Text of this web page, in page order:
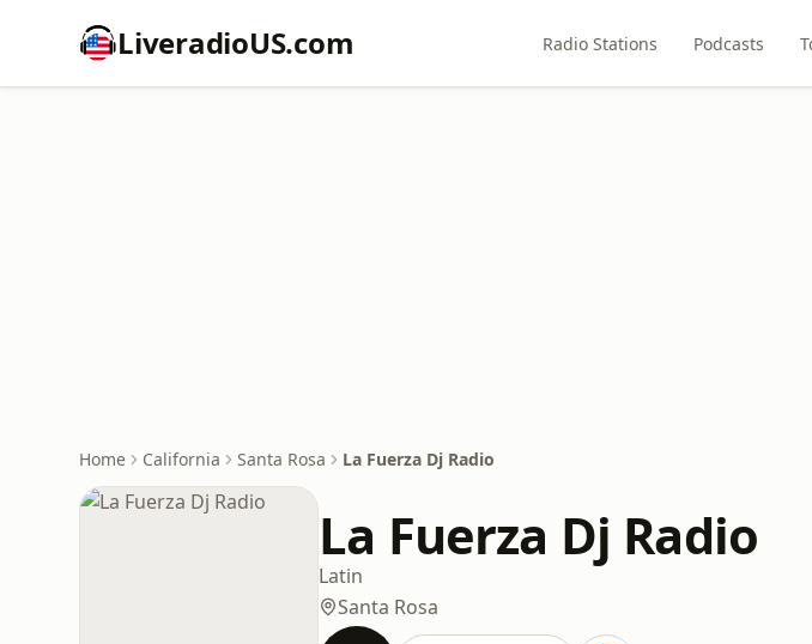
LiveradioUS.com Radio Stations Podcasts
Home California Santa Rosa La Fuerza Dj Radio
La Fuerza Dj Radio
Latin
Santa Rosa